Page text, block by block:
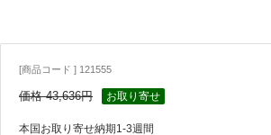
[商品コード ] 121555
価格 43,636円 お取り寄せ
本国お取り寄せ納期1-3週間